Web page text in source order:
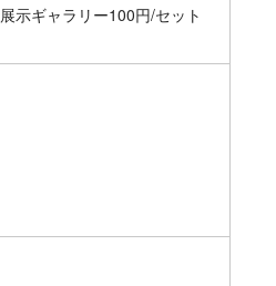
示ギャラリー100円/セット